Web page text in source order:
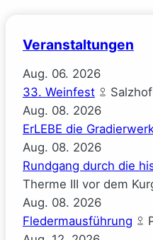
Veranstaltungen
Aug. 06. 2026
33. Weinfest
Salzhof
Aug. 08. 2026
ErLEBE die
Aug. 08. 2026
Rundgang durch die
Therme III vor dem
Aug. 08. 2026
Fledermausführung